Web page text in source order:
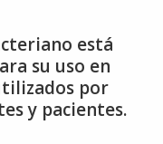
está
su uso en
por
y pacientes.